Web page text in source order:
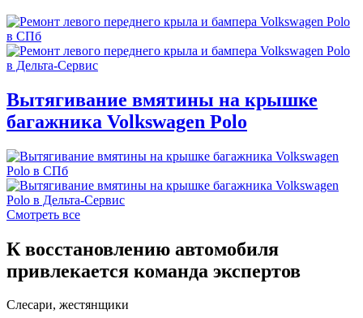
Вытягивание вмятины на крышке
багажника Volkswagen Polo
Смотреть все
К восстановлению автомобиля
привлекается команда экспертов
Слесари, жестянщики